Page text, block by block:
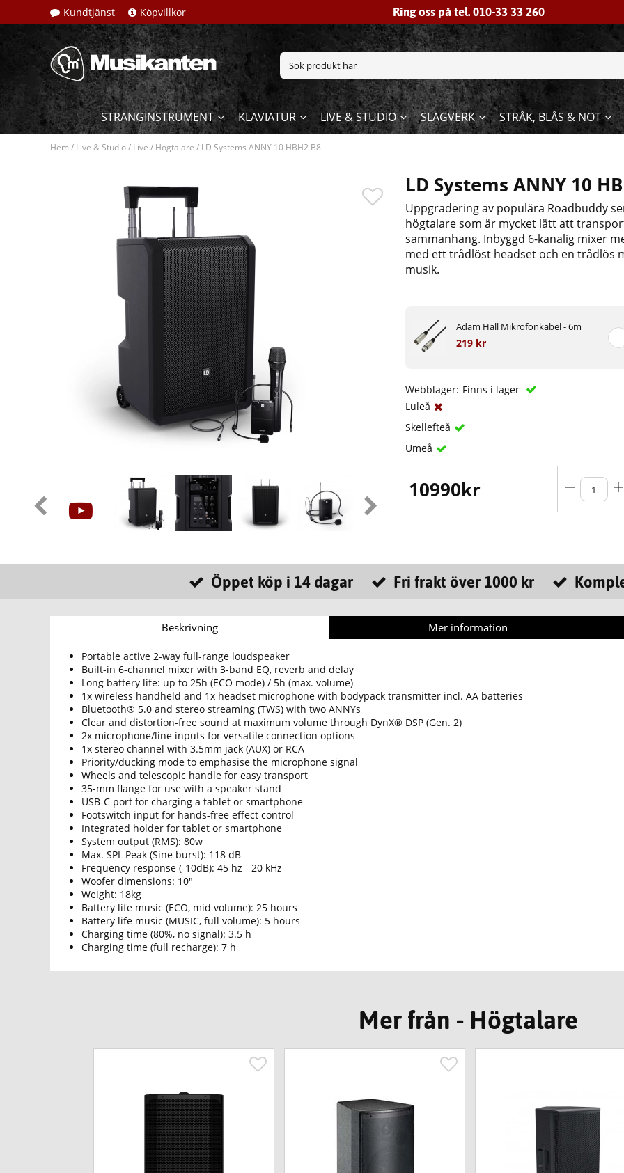
Kundtjänst Köpvillkor Ring oss på tel. 010-33 33 260
STRÄNGINSTRUMENT KLAVIATUR LIVE & STUDIO SLAGVERK STRÅK, BLÅS & NOT
Hem / Live & Studio/ Live / Högtalare / LD Systems ANNY 10 HBH2 B8
LD Systems ANNY 10
Uppgradering av populära Roadbuddy
högtalare som är mycket lätt att
sammanhang. Inbyggd 6-kanalig mixer
med ett trådlöst headset och en trådlös
musik.
Adam Hall Mikrofonkabel - 6m
219 kr
Webblager: Finns i lager
Luleå
Skellefteå
Umeå
10990kr
Öppet köp i 14 dagar Fri frakt över 1000 kr
Beskrivning Mer information
Portable active 2-way full-range loudspeaker
Built-in 6-channel mixer with 3-band EQ, reverb and delay
Long battery life: up to 25h (ECO mode) / 5h (max. volume)
1x wireless handheld and 1x headset microphone with bodypack transmitter incl. AA batteries
Bluetooth® 5.0 and stereo streaming (TWS) with two ANNYs
Clear and distortion-free sound at maximum volume through DynX® DSP (Gen. 2)
2x microphone/line inputs for versatile connection options
1x stereo channel with 3.5mm jack (AUX) or RCA
Priority/ducking mode to emphasise the microphone signal
Wheels and telescopic handle for easy transport
35-mm flange for use with a speaker stand
USB-C port for charging a tablet or smartphone
Footswitch input for hands-free effect control
Integrated holder for tablet or smartphone
System output (RMS): 80w
Max. SPL Peak (Sine burst): 118 dB
Frequency response (-10dB): 45 hz - 20 kHz
Woofer dimensions: 10"
Weight: 18kg
Battery life music (ECO, mid volume): 25 hours
Battery life music (MUSIC, full volume): 5 hours
Charging time (80%, no signal): 3.5 h
Charging time (full recharge): 7 h
Mer från - Högtalare